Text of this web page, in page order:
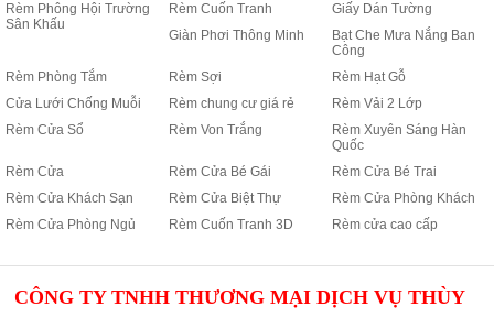
Rèm Phông Hội Trường
Sân Khấu
Rèm Cuốn Tranh
Giấy Dán Tường
Giàn Phơi Thông Minh
Bạt Che Mưa Nắng Ban
Công
Rèm Phòng Tắm
Rèm Sợi
Rèm Hạt Gỗ
Cửa Lưới Chống Muỗi
Rèm chung cư giá rẻ
Rèm Vải 2 Lớp
Rèm Cửa Sổ
Rèm Von Trắng
Rèm Xuyên Sáng Hàn
Quốc
Rèm Cửa
Rèm Cửa Bé Gái
Rèm Cửa Bé Trai
Rèm Cửa Khách Sạn
Rèm Cửa Biệt Thự
Rèm Cửa Phòng Khách
Rèm Cửa Phòng Ngủ
Rèm Cuốn Tranh 3D Rèm cửa cao cấp
CÔNG TY TNHH THƯƠNG MẠI DỊCH VỤ THÙY